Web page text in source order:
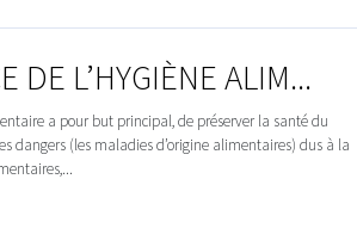
DE L’HYGIÈNE ALIM...
a pour but principal, de préserver la santé du
dangers (les maladies d’origine alimentaires) dus à la